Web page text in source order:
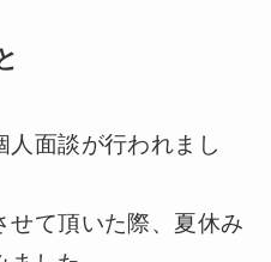
人面談が行われまし
せて頂いた際、夏休み